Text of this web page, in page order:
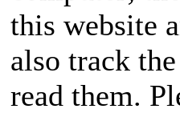
this website
also track
read them.